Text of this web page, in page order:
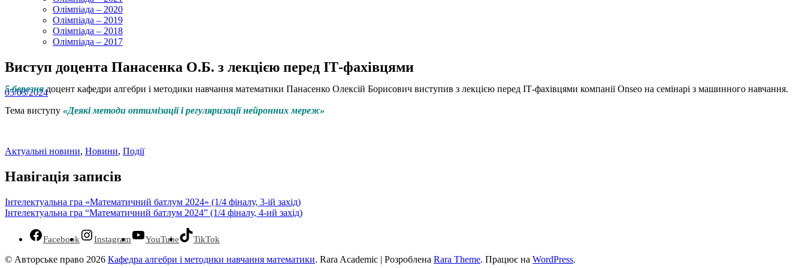
Олімпіада – 2020
Олімпіада – 2019
Олімпіада – 2018
Олімпіада – 2017
Виступ доцента Панасенка О.Б. з лекцією перед ІТ-фахівцями
05/03/2024
5 березнядоцент кафедри алгебри і методики навчання математики Панасенко Олексій Борисович виступив з лекцією перед ІТ-фахівцями компанії Onseo на семінарі з машинного навчання.
Тема виступу «Деякі методи оптимізації і регуляризації нейронних мереж»
Актуальні новини, Новини, Події
Навігація записів
Інтелектуальна гра «Математичний батлум 2024» (1/4 фіналу, 3-ій захід)
Інтелектуальна гра “Математичний батлум 2024” (1/4 фіналу, 4-ий захід)
Facebook Instagram YouTube TikTok
© Авторське право 2026 Кафедра алгебри і методики навчання математики. Rara Academic | Розроблена Rara Theme. Працює на WordPress.